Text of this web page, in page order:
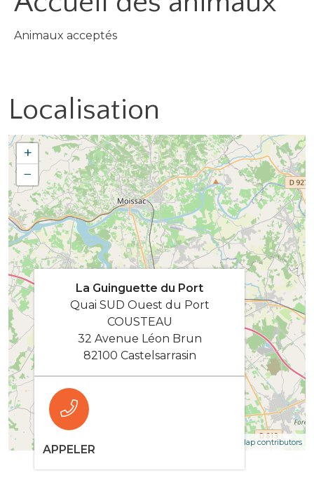
Animaux acceptés
Localisation
+
−
OpenStreetMap contributors
La Guinguette du Port
Quai SUD Ouest du Port
COUSTEAU
32 Avenue Léon Brun
82100 Castelsarrasin
APPELER